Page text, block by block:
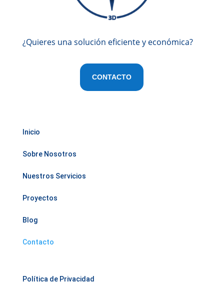
¿Quieres una solución eficiente y económica?
CONTACTO
Inicio
Sobre Nosotros
Nuestros Servicios
Proyectos
Blog
Contacto
Política de Privacidad